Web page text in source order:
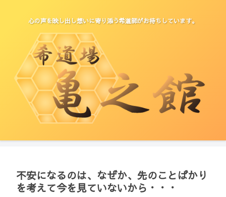
心の声を映し出し想いに寄り添う希道師がお待ちしています。
不安になるのは、なぜか、先のことばかり
を考えて今を見ていないから・・・